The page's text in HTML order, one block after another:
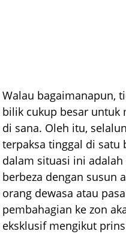
Walau bagaimanapun,
bilik cukup besar untuk
di sana. Oleh itu,
terpaksa tinggal di satu
dalam situasi ini adalah
berbeza dengan susun
orang dewasa atau
pembahagian ke zon
eksklusif mengikut